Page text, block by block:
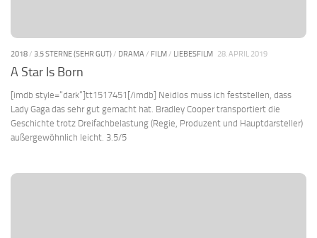
2018/ 3.5 STERNE (SEHR GUT)/ DRAMA / FILM/ LIEBESFILM 28. APRIL 2019
A Star Is Born
[imdb style=“dark“]tt1517451[/imdb] Neidlos muss ich feststellen, dass
Lady Gaga das sehr gut gemacht hat. Bradley Cooper transportiert die
Geschichte trotz Dreifachbelastung (Regie, Produzent und Hauptdarsteller)
außergewöhnlich leicht. 3.5/5